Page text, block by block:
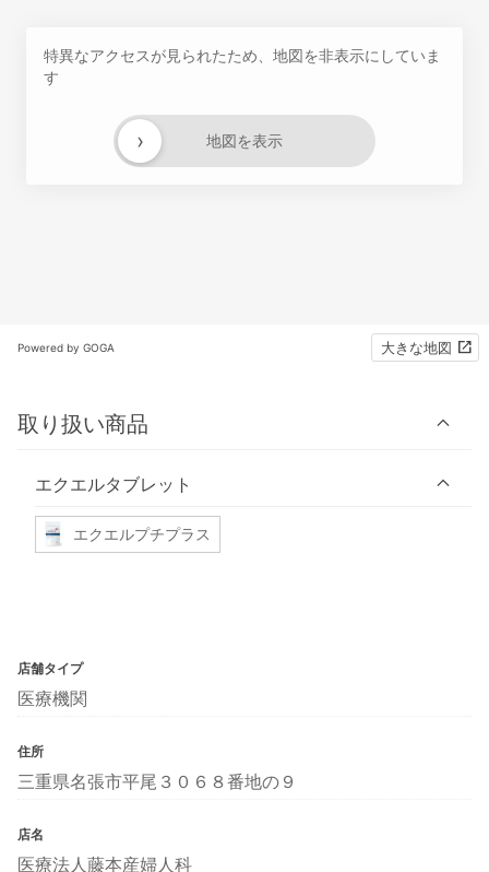
特異なアクセスが見られたため、地図を非表示にしていま
す
地図を表示
›
Powered by GOGA 大きな地図
取り扱い商品
エクエルタブレット
エクエルプチプラス
店舗タイプ
医療機関
住所
三重県名張市平尾３０６８番地の９
店名
医療法人藤本産婦人科